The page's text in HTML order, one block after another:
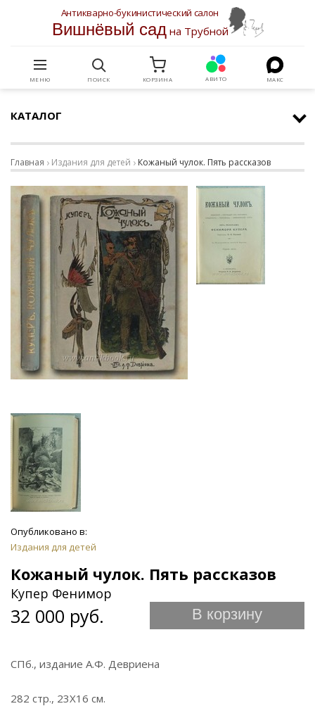
Антикварно-букинистический салон
Вишнёвый садна Трубной
МЕНЮ ПОИСК КОРЗИНА АВИТО МАКС
КАТАЛОГ
Главная Издания для детей Кожаный чулок. Пять рассказов
Опубликовано в:
Издания для детей
Кожаный чулок. Пять рассказов
Купер Фенимор
32 000 руб. В корзину
СПб., издание А.Ф. Девриена
282 стр., 23Х16 см.